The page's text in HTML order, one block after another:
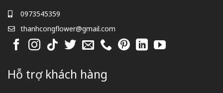
0973545359
thanhcongflower@gmail.com
Hỗ trợ khách hàng